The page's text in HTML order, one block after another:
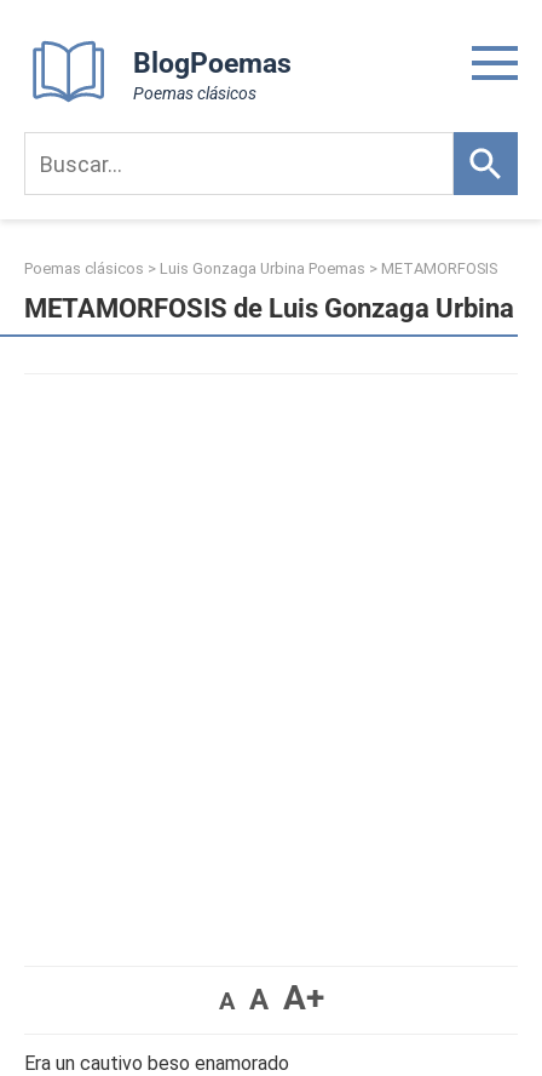
content
BlogPoemas
Poemas clásicos
Poemas clásicos > Luis Gonzaga Urbina Poemas > METAMORFOSIS
METAMORFOSIS de Luis Gonzaga Urbina
A A A+
Era un cautivo beso enamorado